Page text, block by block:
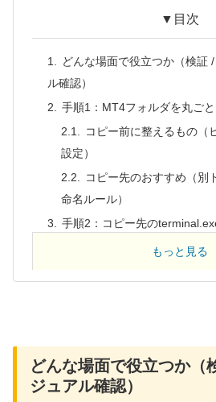
▼目次
どんな場面で役立つか（検証
ル確認）
手順1：MT4フォルダを丸ご
コピー前に整えるもの（
設定）
コピー先のおすすめ（別
命名ルール）
手順2：コピー先の
ショートカット作成のコツ
リ）
❓ MT4を複数起動する際のよ
もっと見る
どんな場面で役立つか（
ジュアル確認）